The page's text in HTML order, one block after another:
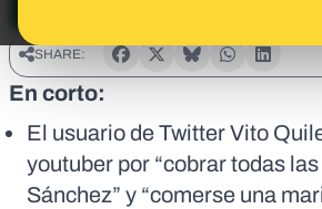
SHARE:
En corto:
El usuario de Twitter Vito
youtuber por “cobrar todas
Sánchez” y “comerse una